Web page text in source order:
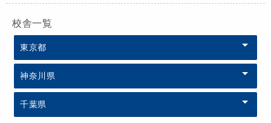
校舎一覧
東京都
神奈川県
千葉県